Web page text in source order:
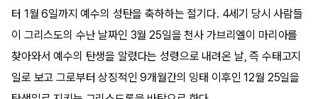
터 1월 6일까지 예수의 성탄을 축하하는 절기다. 4세기 당시 사람들
이 그리스도의 수난 날짜인 3월 25일을 천사 가브리엘이 마리아를
찾아와서 예수의 탄생을 알렸다는 성령으로 내려온 날, 즉 수태고지
일로 보고 그로부터 상징적인 9개월간의 잉태 이후인 12월 25일을